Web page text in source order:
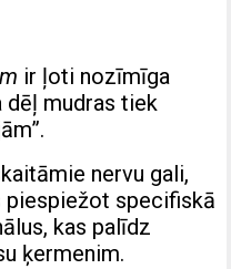
ir ļoti nozīmīga
dēļ mudras tiek
nervu gali,
specifiskā
kas palīdz
ķermenim.